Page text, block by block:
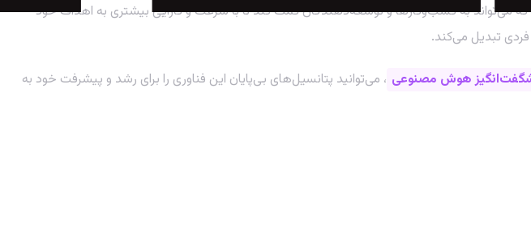
که می‌تواند به کسب‌وکارها و توسعه‌دهندگان کمک کند تا با سرعت و کارایی بیشتری به اهداف خود
فردی تبدیل می‌کند.
هوش مصنوعی ، می‌توانید پتانسیل‌های بی‌پایان این فناوری را برای رشد و پیشرفت خود به